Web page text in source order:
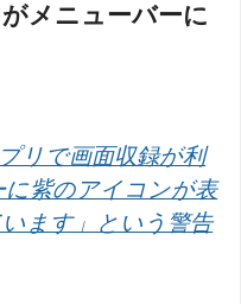
メニューバーに
リで画面収録が利
紫のアイコンが表
ます」という警告